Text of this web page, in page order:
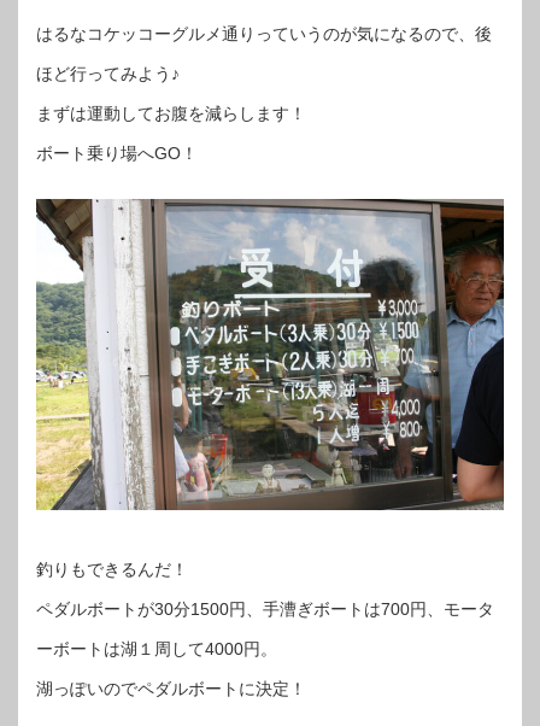
はるなコケッコーグルメ通りっていうのが気になるので、後
ほど行ってみよう♪
まずは運動してお腹を減らします！
ボート乗り場へGO！
釣りもできるんだ！
ペダルボートが30分1500円、手漕ぎボートは700円、モータ
ーボートは湖１周して4000円。
湖っぽいのでペダルボートに決定！